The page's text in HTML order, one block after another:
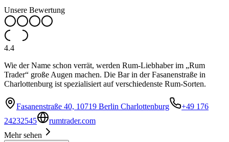
Unsere Bewertung
4.4
Wie der Name schon verrät, werden Rum-Liebhaber im „Rum
Trader“ große Augen machen. Die Bar in der Fasanenstraße in
Charlottenburg ist spezialisiert auf verschiedenste Rum-Sorten.
Fasanenstraße 40, 10719 Berlin Charlottenburg
+49 176
24232545
rumtrader.com
Mehr sehen